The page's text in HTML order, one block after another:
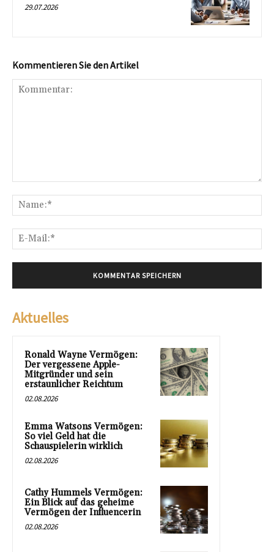
29.07.2026
Kommentieren Sie den Artikel
Aktuelles
Ronald Wayne Vermögen:
Der vergessene Apple-
Mitgründer und sein
erstaunlicher Reichtum
02.08.2026
Emma Watsons Vermögen:
So viel Geld hat die
Schauspielerin wirklich
02.08.2026
Cathy Hummels Vermögen:
Ein Blick auf das geheime
Vermögen der Influencerin
02.08.2026